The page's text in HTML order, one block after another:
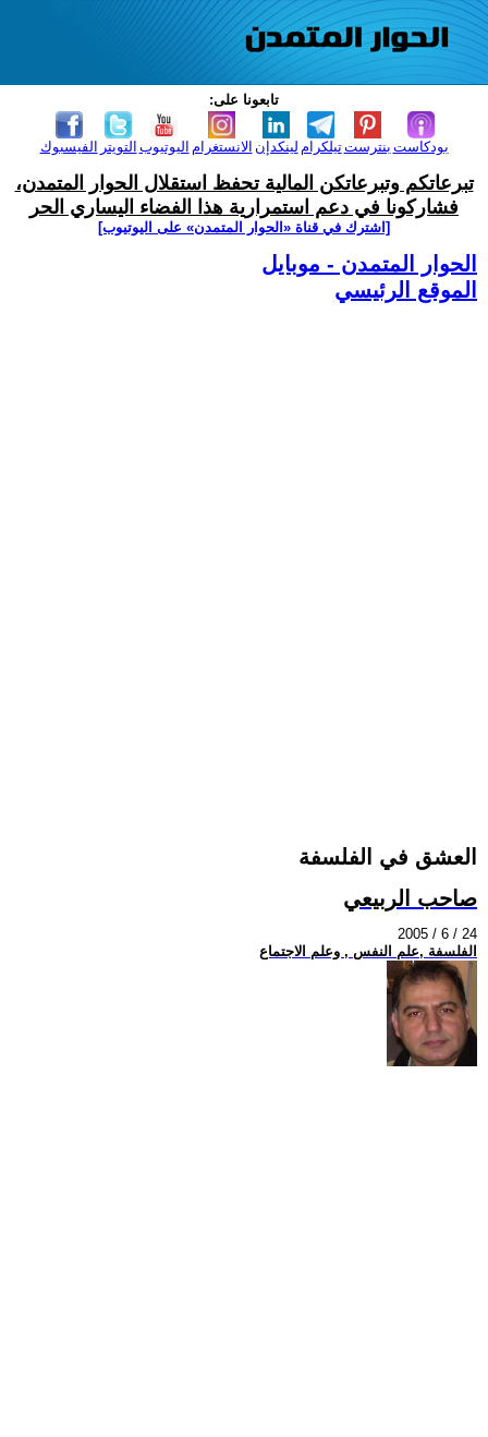
تابعونا على:
الفيسبوك التويتر اليوتيوب الانستغرام لينكدإن تيلكرامبنترست بودكاست
تبرعاتكم وتبرعاتكن المالية تحفظ استقلال الحوار المتمدن،
فشاركونا في دعم استمرارية هذا الفضاء اليساري الحر
[اشترك في قناة ‫«الحوار المتمدن» على اليوتيوب]
الحوار المتمدن - موبايل
الموقع الرئيسي
العشق في الفلسفة
صاحب الربيعي
2005 / 6 / 24
الفلسفة ,علم النفس , وعلم الاجتماع